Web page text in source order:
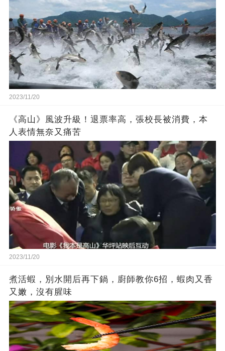
2023/11/20
《高山》風波升級！退票率高，張校長被消費，本
人表情無奈又痛苦
2023/11/20
煮活蝦，別水開后再下鍋，廚師教你6招，蝦肉又香
又嫩，沒有腥味